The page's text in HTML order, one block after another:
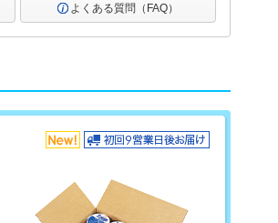
よくある質問（FAQ）